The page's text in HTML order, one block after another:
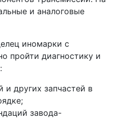
и аналоговые
иномарки с
пройти диагностику и
и других запчастей в
завода-